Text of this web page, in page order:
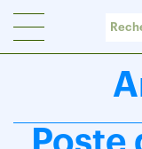
Poste